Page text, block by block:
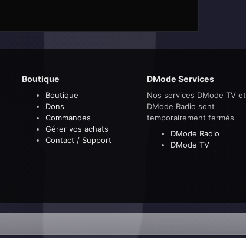
Boutique
Boutique
Dons
Commandes
Gérer vos achats
Contact / Support
DMode Services
Nos services DMode TV et
DMode Radio sont
temporairement fermés
DMode Radio
DMode TV